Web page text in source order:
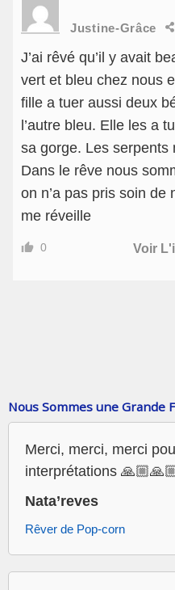
Justine-Grâce
J’ai rêvé qu’il y avait
vert et bleu chez nous
fille a tuer aussi deux
l’autre bleu. Elle les a
sa gorge. Les serpents
Dans le rêve nous
on n’a pas pris soin de
me réveille
0 Voir
Nous Sommes une Grande
Merci, merci, merci
interprétations
Nata’reves
Rêver de Pop-corn